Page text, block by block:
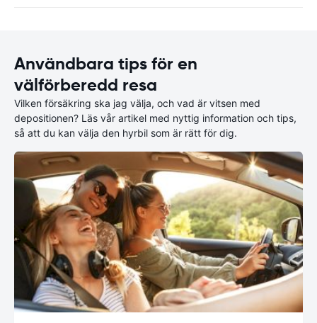
Användbara tips för en
välförberedd resa
Vilken försäkring ska jag välja, och vad är vitsen med
depositionen? Läs vår artikel med nyttig information och tips,
så att du kan välja den hyrbil som är rätt för dig.